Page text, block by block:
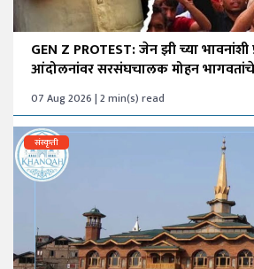
GEN Z PROTEST: जेन झी च्या
आंदोलनांवर सरसंघचालक मोहन
07 Aug 2026 | 2 min(s) read
संस्कृती